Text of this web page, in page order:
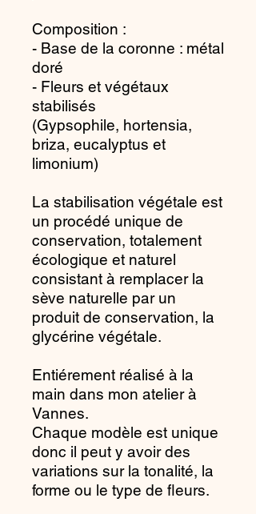
Composition :
- Base de la coronne : métal
doré
- Fleurs et végétaux
stabilisés
(Gypsophile, hortensia,
briza, eucalyptus et
limonium)
La stabilisation végétale est
un procédé unique de
conservation, totalement
écologique et naturel
consistant à remplacer la
sève naturelle par un
produit de conservation, la
glycérine végétale.
Entiérement réalisé à la
main dans mon atelier à
Vannes.
Chaque modèle est unique
donc il peut y avoir des
variations sur la tonalité, la
forme ou le type de fleurs.